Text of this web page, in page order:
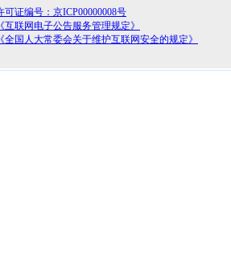
可证编号：京ICP00000008号
互联网电子公告服务管理规定》
全国人大常委会关于维护互联网安全的规定》